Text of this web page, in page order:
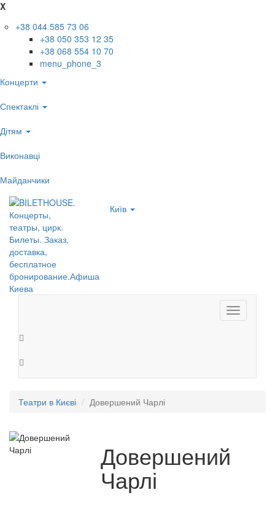
X
+38 044 585 73 06
+38 050 353 12 35
+38 068 554 10 70
menu_phone_3
Концерти
Спектаклі
Дітям
Виконавці
Майданчики
Київ
Toggle
navigation
Театри в Києві Довершений Чарлі
Довершений
Чарлі